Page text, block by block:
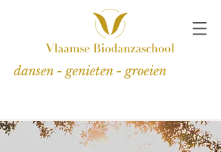
dansen - genieten - groeien